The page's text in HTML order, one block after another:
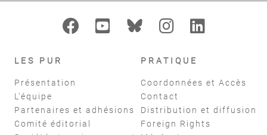
LES PUR
Présentation
L'équipe
Partenaires et adhésions
Comité éditorial
PRATIQUE
Coordonnées et Accès
Contact
Distribution et diffusion
Foreign Rights